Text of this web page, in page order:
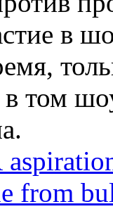
в
в том
from